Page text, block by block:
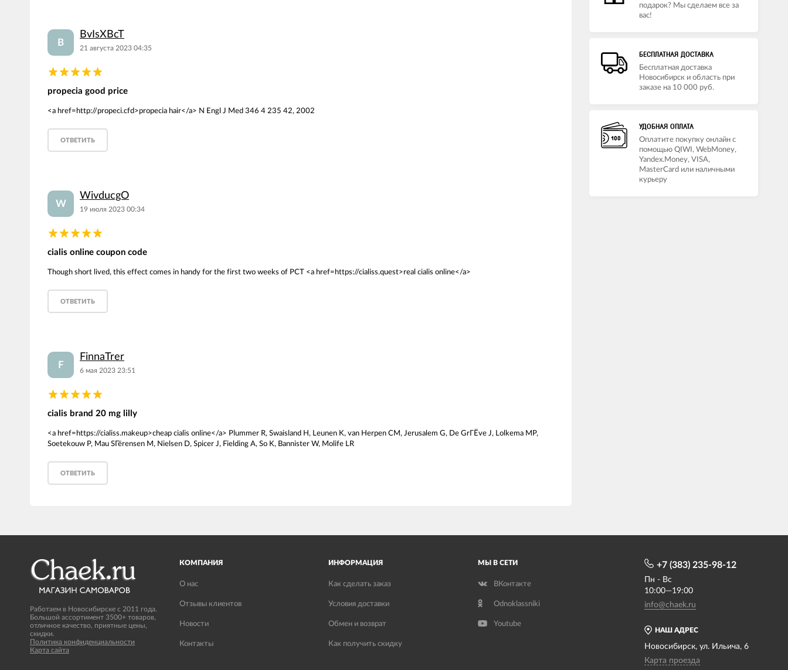
B
BvIsXBcT
21 августа 2023 04:35
propecia good price
<a href=http://propeci.cfd>propecia hair</a> N Engl J Med 346 4 235 42, 2002
ОТВЕТИТЬ
W
WivducgO
19 июля 2023 00:34
cialis online coupon code
Though short lived, this effect comes in handy for the first two weeks of PCT <a href=https://cialiss.quest>real cialis online</a>
ОТВЕТИТЬ
F
FinnaTrer
6 мая 2023 23:51
cialis brand 20 mg lilly
<a href=https://cialiss.makeup>cheap cialis online</a> Plummer R, Swaisland H, Leunen K, van Herpen CM, Jerusalem G, De GrГЁve J, Lolkema MP,
Soetekouw P, Mau SГёrensen M, Nielsen D, Spicer J, Fielding A, So K, Bannister W, Molife LR
ОТВЕТИТЬ
подарок? Мы сделаем все за
вас!
БЕСПЛАТНАЯ ДОСТАВКА
Бесплатная доставка
Новосибирск и область при
заказе на 10 000 руб.
УДОБНАЯ ОПЛАТА
Оплатите покупку онлайн с
помощью QIWI, WebMoney,
Yandex.Money, VISA,
MasterCard или наличными
курьеру
Работаем в Новосибирске с 2011 года.
Большой ассортимент 3500+ товаров,
отличное качество, приятные цены,
скидки.
Политика конфиденциальности
Карта сайта
КОМПАНИЯ
О нас
Отзывы клиентов
Новости
Контакты
ИНФОРМАЦИЯ
Как сделать заказ
Условия доставки
Обмен и возврат
Как получить скидку
МЫ В СЕТИ
ВКонтакте
Odnoklassniki
Youtube
НАШ АДРЕС
Новосибирск, ул. Ильича, 6
Карта проезда
+7 (383) 235-98-12
Пн - Вс
10:00—19:00
info@chaek.ru